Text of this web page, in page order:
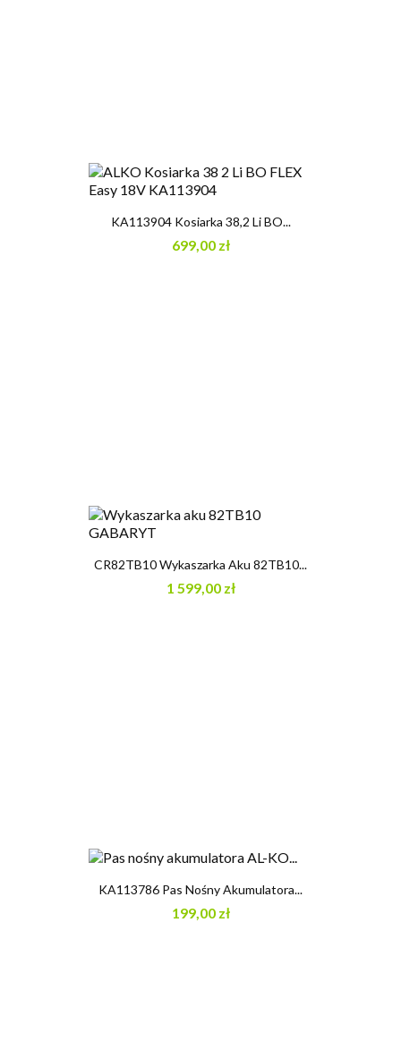
KA113904 Kosiarka 38,2 Li BO...
699,00 zł
CR82TB10 Wykaszarka Aku 82TB10...
1 599,00 zł
KA113786 Pas Nośny Akumulatora...
199,00 zł